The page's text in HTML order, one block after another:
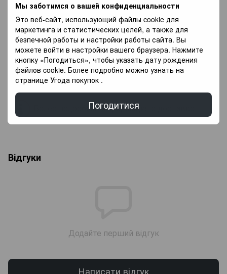
Мы заботимся о вашей конфиденциальности
Это веб-сайт, использующий файлы cookie для
маркетинга и статистических целей, а также для
безпечной работы и настройки работы сайта. Вы
можете войти в настройки вашего браузера. Нажмите
кнопку «Погодиться», чтобы указать дату рождения
файлов cookie. Более подробно можно узнать на
странице Угода покупок .
Погодитися
Доставка Оплата Гарантія
«Новая почта» по Украине —По тарифам
новая почта.
Курьером по Киеву —
Более подробная информация о доставке
Відгуки
Додайте перший відгук
Написати відгук